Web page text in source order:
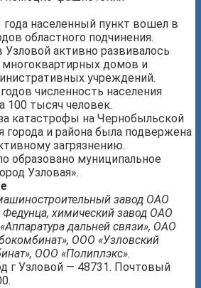
года населенный пункт вошел в
областного подчинения.
активно развивалось
многоквартирных домов и
учреждений.
численность населения
100 тысяч человек.
катастрофы на Чернобыльской
города и района была подвержена
загрязнению.
образовано муниципальное
Узловая».
завод ОАО
химический завод ОАО
дальней связи», ОАО
ООО «Узловский
ООО «Полиплэкс».
г Узловой — 48731. Почтовый